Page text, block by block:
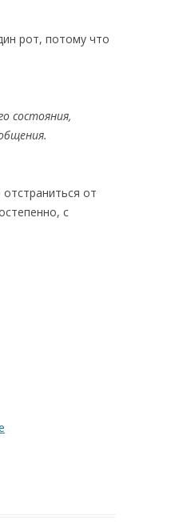
рот, потому что
состояния,
от
с